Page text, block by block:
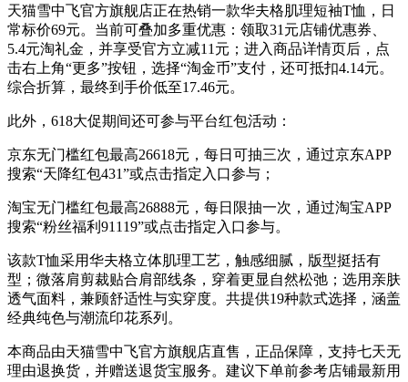
天猫雪中飞官方旗舰店正在热销一款华夫格肌理短袖T恤，日
常标价69元。当前可叠加多重优惠：领取31元店铺优惠券、
5.4元淘礼金，并享受官方立减11元；进入商品详情页后，点
击右上角“更多”按钮，选择“淘金币”支付，还可抵扣4.14元。
综合折算，最终到手价低至17.46元。
此外，618大促期间还可参与平台红包活动：
京东无门槛红包最高26618元，每日可抽三次，通过京东APP
搜索“天降红包431”或点击指定入口参与；
淘宝无门槛红包最高26888元，每日限抽一次，通过淘宝APP
搜索“粉丝福利91119”或点击指定入口参与。
该款T恤采用华夫格立体肌理工艺，触感细腻，版型挺括有
型；微落肩剪裁贴合肩部线条，穿着更显自然松弛；选用亲肤
透气面料，兼顾舒适性与实穿度。共提供19种款式选择，涵盖
经典纯色与潮流印花系列。
本商品由天猫雪中飞官方旗舰店直售，正品保障，支持七天无
理由退换货，并赠送退货宝服务。建议下单前参考店铺最新用